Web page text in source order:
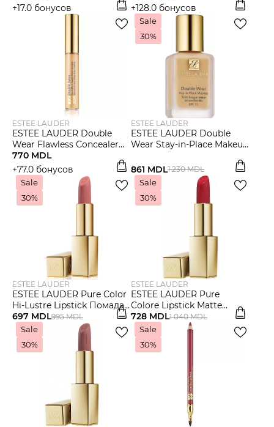
+17.0 бонусов
+128.0 бонусов
ESTEE LAUDER
ESTEE LAUDER Double
Wear Flawless Concealer
Консилер для лица
770 MDL
+77.0 бонусов
Sale
30%
ESTEE LAUDER
ESTEE LAUDER Double
Wear Stay-in-Place Makeup
861 MDL1 230 MDL
Sale
30%
ESTEE LAUDER
ESTEE LAUDER Pure Color
Hi-Lustre Lipstick Помада
для губ
697 MDL995 MDL
Sale
30%
ESTEE LAUDER
ESTEE LAUDER Pure
Colore Lipstick Matte
Помада для губ
728 MDL1 040 MDL
Sale
30%
Sale
30%